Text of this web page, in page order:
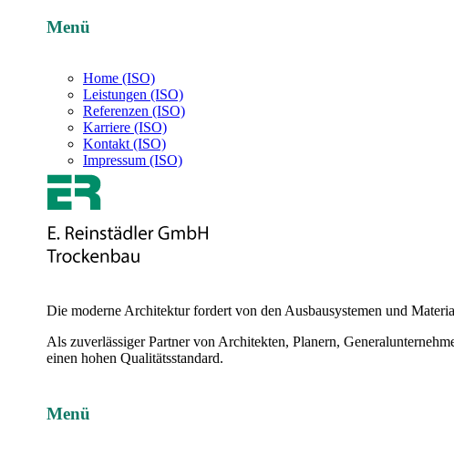
Menü
Home (ISO)
Leistungen (ISO)
Referenzen (ISO)
Karriere (ISO)
Kontakt (ISO)
Impressum (ISO)
Die moderne Architektur fordert von den Ausbausystemen und
Als zuverlässiger Partner von Architekten, Planern,
einen hohen Qualitätsstandard.
Menü